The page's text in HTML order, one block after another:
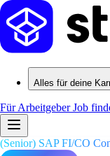
Alles für deine
Für ArbeitgeberJob
(Senior) SAP FI/CO